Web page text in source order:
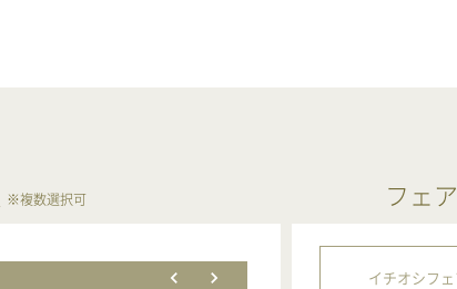
※複数選択可 フェ
イチオシフ